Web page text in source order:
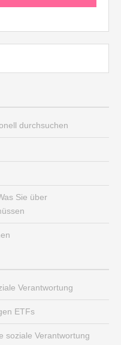
durchsuchen
Sie über
Verantwortung
ETFs
soziale Verantwortung